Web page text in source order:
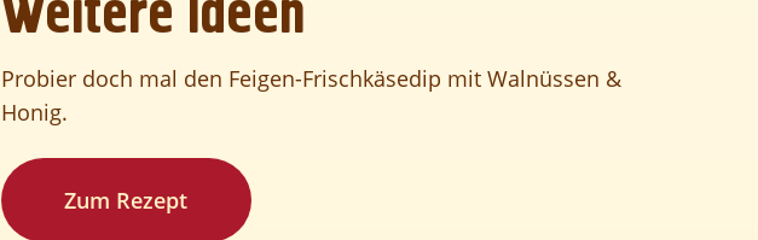
Probier doch mal den Feigen-Frischkäsedip mit Walnüssen &
Honig.
Zum Rezept